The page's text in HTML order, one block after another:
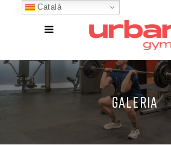
GALERIA
Català